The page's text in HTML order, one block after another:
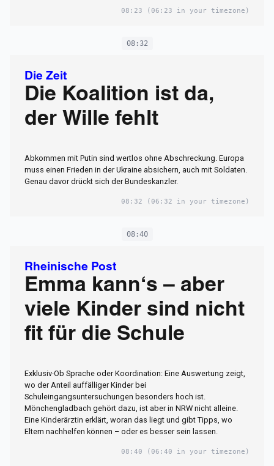
08:23 (06:23 in your timezone)
08:32
Die Zeit
Die Koalition ist da,
der Wille fehlt
Abkommen mit Putin sind wertlos ohne Abschreckung. Europa
muss einen Frieden in der Ukraine absichern, auch mit Soldaten.
Genau davor drückt sich der Bundeskanzler.
08:32 (06:32 in your timezone)
08:40
Rheinische Post
Emma kann‘s – aber
viele Kinder sind nicht
fit für die Schule
Exklusiv·Ob Sprache oder Koordination: Eine Auswertung zeigt,
wo der Anteil auffälliger Kinder bei
Schuleingangsuntersuchungen besonders hoch ist.
Mönchengladbach gehört dazu, ist aber in NRW nicht alleine.
Eine Kinderärztin erklärt, woran das liegt und gibt Tipps, wo
Eltern nachhelfen können – oder es besser sein lassen.
08:40 (06:40 in your timezone)